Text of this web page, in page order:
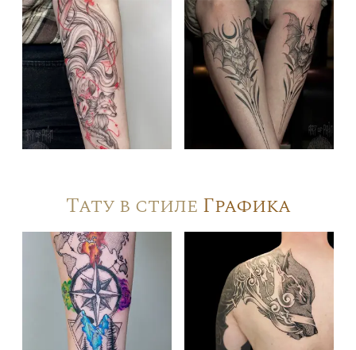
Тату в стиле Графика